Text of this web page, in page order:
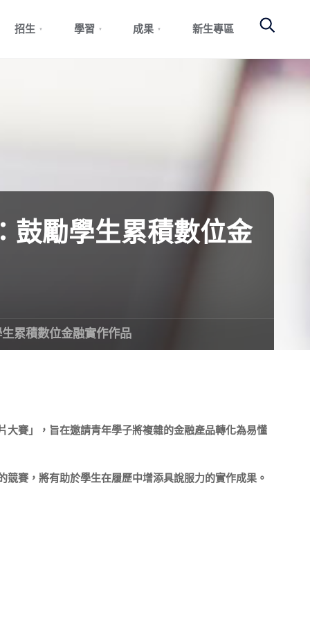
招生 學習 成果 新生專區
鼓勵學生累積數位金
累積數位金融實作作品
賽」，旨在邀請青年學子將複雜的金融產品轉化為易懂
賽，將有助於學生在履歷中增添具說服力的實作成果。